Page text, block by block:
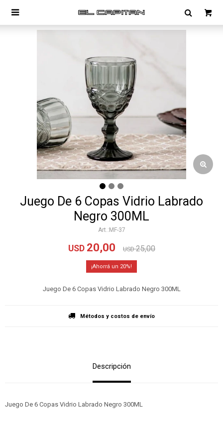

Juego De 6 Copas Vidrio Labrado
Negro 300ML
MF-37
USD 20,00 USD 25,00
20
Juego De 6 Copas Vidrio Labrado Negro 300ML
Métodos y costos de envío
Descripción
Juego De 6 Copas Vidrio Labrado Negro 300ML